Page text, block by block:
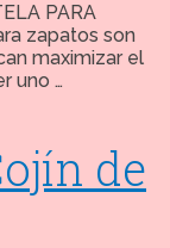
PARA
zapatos son
maximizar el
uno …
de